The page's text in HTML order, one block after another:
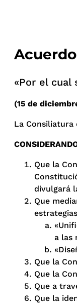
Acuerdo
«Por el
(15 de
La Consiliatura
Que la
divulgará
Que
a las
Que la
Que la
Que a
Que la